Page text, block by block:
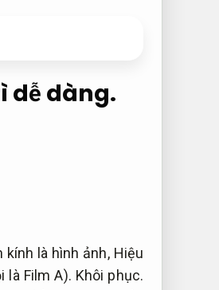
dễ dàng.
kính là hình ảnh, Hiệu
là Film A). Khôi phục.